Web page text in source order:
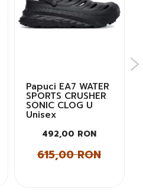
Papuci EA7 WATER
SPORTS CRUSHER
SONIC CLOG U
Unisex
492,00 RON
615,00 RON